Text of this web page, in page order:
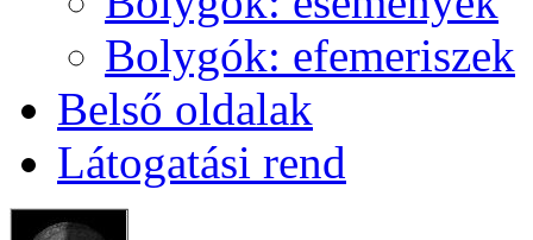
Boly­gók: efe­me­ri­szek
Bel­ső ol­da­lak
Lá­to­ga­tá­si rend